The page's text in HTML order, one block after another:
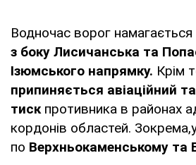
Водночас ворог намагається
з боку Лисичанська та
Ізюмського напрямку. Крім
припиняється авіаційний
тискпротивника в районах
кордонів областей.
по Верхньокаменському та